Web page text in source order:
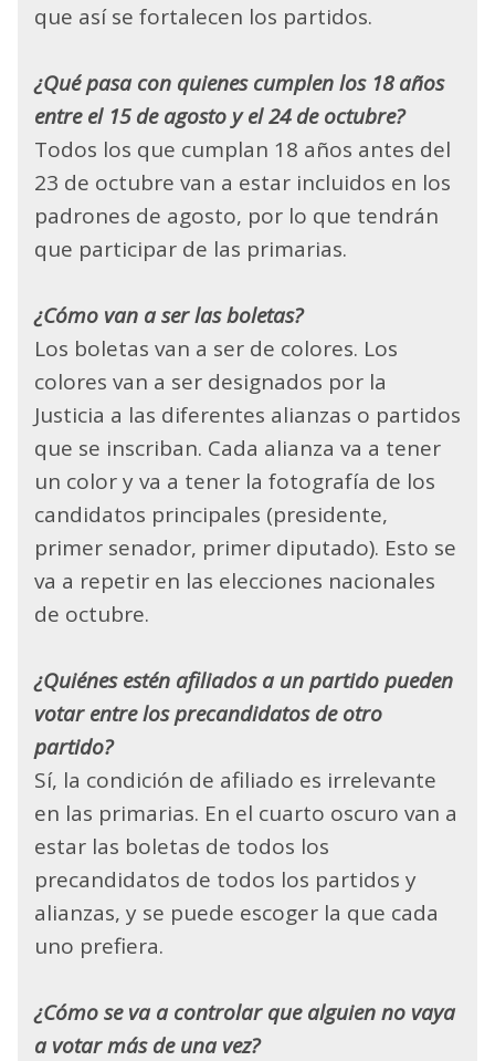
que así se fortalecen los partidos.
¿Qué pasa con quienes cumplen los 18 años
entre el 15 de agosto y el 24 de octubre?
Todos los que cumplan 18 años antes del
23 de octubre van a estar incluidos en los
padrones de agosto, por lo que tendrán
que participar de las primarias.
¿Cómo van a ser las boletas?
Los boletas van a ser de colores. Los
colores van a ser designados por la
Justicia a las diferentes alianzas o partidos
que se inscriban. Cada alianza va a tener
un color y va a tener la fotografía de los
candidatos principales (presidente,
primer senador, primer diputado). Esto se
va a repetir en las elecciones nacionales
de octubre.
¿Quiénes estén afiliados a un partido pueden
votar entre los precandidatos de otro
partido?
Sí, la condición de afiliado es irrelevante
en las primarias. En el cuarto oscuro van a
estar las boletas de todos los
precandidatos de todos los partidos y
alianzas, y se puede escoger la que cada
uno prefiera.
¿Cómo se va a controlar que alguien no vaya
a votar más de una vez?